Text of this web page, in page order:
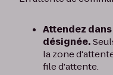
Attendez
désignée.
la zone
file d'attente.